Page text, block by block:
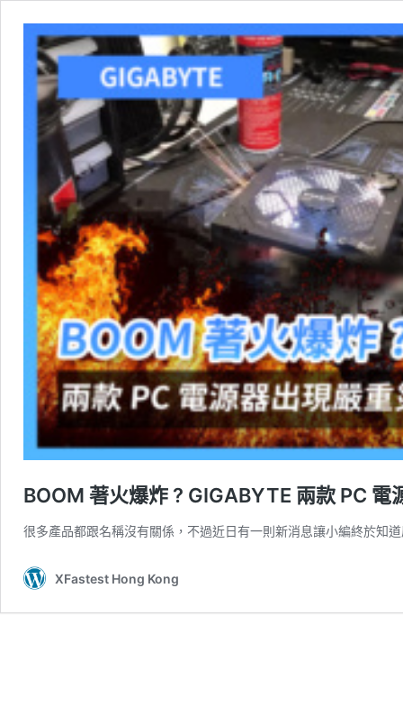
BOOM 著火爆炸 ? GIGABYTE 兩款 PC
很多產品都跟名稱沒有關係，不過近日有一則新消息讓小編終於知
XFastest Hong Kong